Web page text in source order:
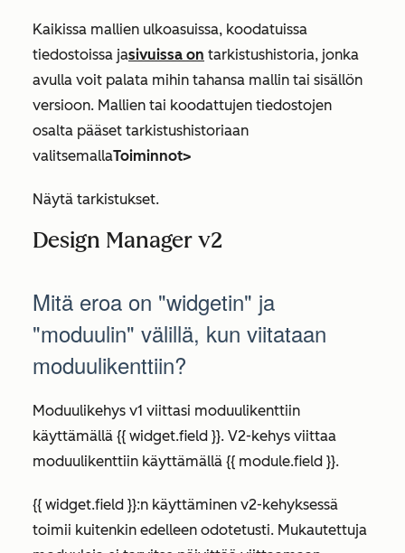
Kaikissa mallien ulkoasuissa, koodatuissa
tiedostoissa jasivuissa on tarkistushistoria, jonka
avulla voit palata mihin tahansa mallin tai sisällön
versioon. Mallien tai koodattujen tiedostojen
osalta pääset tarkistushistoriaan
valitsemallaToiminnot>
Näytä tarkistukset.
Design Manager v2
Mitä eroa on "widgetin" ja
"moduulin" välillä, kun viitataan
moduulikenttiin?
Moduulikehys v1 viittasi moduulikenttiin
käyttämällä {{ widget.field }}. V2-kehys viittaa
moduulikenttiin käyttämällä {{ module.field }}.
{{ widget.field }}:n käyttäminen v2-kehyksessä
toimii kuitenkin edelleen odotetusti. Mukautettuja